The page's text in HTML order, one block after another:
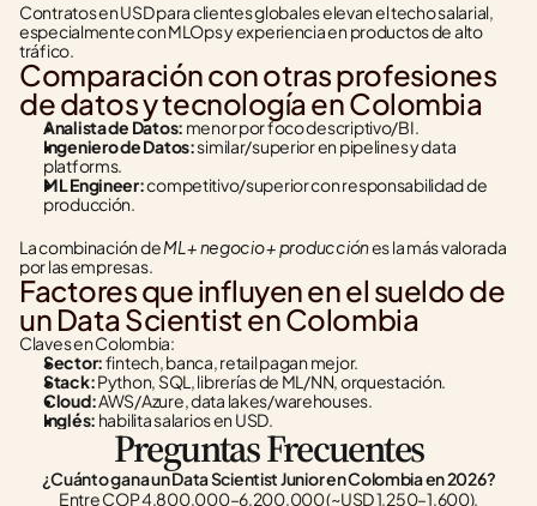
Contratos en USD para clientes globales elevan el techo salarial,
especialmente con MLOps y experiencia en productos de alto
tráfico.
Comparación con otras profesiones
de datos y tecnología en Colombia
Analista de Datos: menor por foco descriptivo/BI.
Ingeniero de Datos: similar/superior en pipelines y data
platforms.
ML Engineer: competitivo/superior con responsabilidad de
producción.
La combinación de ML + negocio + producción es la más valorada
por las empresas.
Factores que influyen en el sueldo de
un Data Scientist en Colombia
Claves en Colombia:
Sector: fintech, banca, retail pagan mejor.
Stack: Python, SQL, librerías de ML/NN, orquestación.
Cloud: AWS/Azure, data lakes/warehouses.
Inglés: habilita salarios en USD.
Preguntas Frecuentes
¿Cuánto gana un Data Scientist Junior en Colombia en 2026?
Entre COP 4,800,000–6,200,000 (~USD 1,250–1,600).